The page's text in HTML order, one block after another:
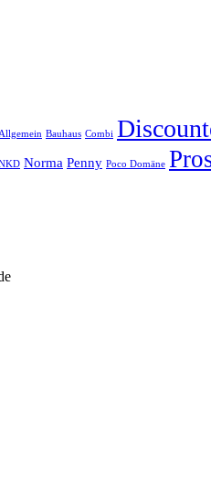
Allgemein Bauhaus Combi
Norma Penny Poco Domäne